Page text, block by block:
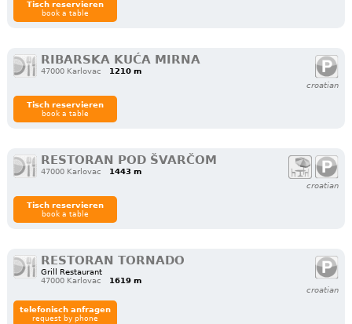
Tisch reservieren
book a table
RIBARSKA KUĆA MIRNA
47000 Karlovac
1210 m
croatian
Tisch reservieren
book a table
RESTORAN POD ŠVARČOM
47000 Karlovac
1443 m
croatian
Tisch reservieren
book a table
RESTORAN TORNADO
Grill Restaurant
47000 Karlovac
1619 m
croatian
telefonisch anfragen
request by phone